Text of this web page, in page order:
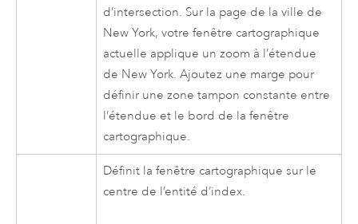
d’intersection. Sur la page de la ville de
New York, votre fenêtre cartographique
actuelle applique un zoom à l’étendue
de New York. Ajoutez une marge pour
définir une zone tampon constante entre
l’étendue et le bord de la fenêtre
cartographique.
Définit la fenêtre cartographique sur le
centre de l’entité d’index.